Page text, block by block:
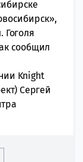
Гоголя
сообщил
Knight
Сергей